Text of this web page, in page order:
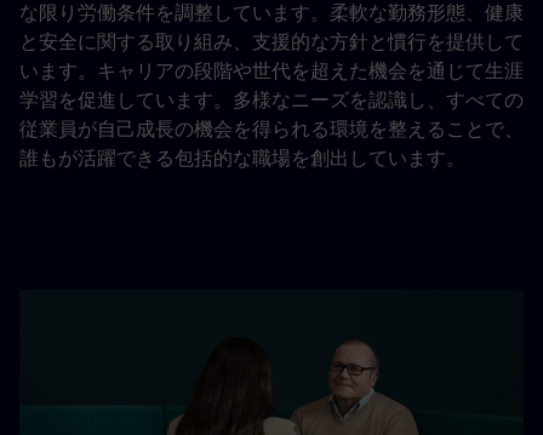
な限り労働条件を調整しています。柔軟な勤務形態、健康
と安全に関する取り組み、支援的な方針と慣行を提供して
います。キャリアの段階や世代を超えた機会を通じて生涯
学習を促進しています。多様なニーズを認識し、すべての
従業員が自己成長の機会を得られる環境を整えることで、
誰もが活躍できる包括的な職場を創出しています。